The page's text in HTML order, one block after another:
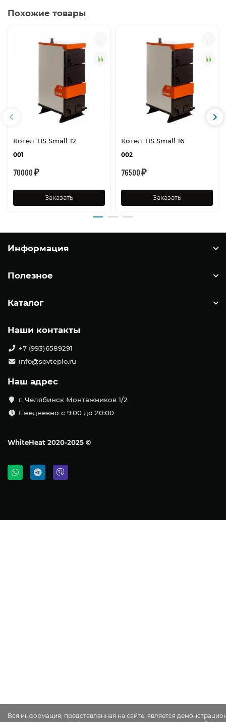
Похожие товары
Котел TIS Small 12
001
70000 ₽
Заказать
Котел TIS Small 16
002
76500 ₽
Заказать
Вся информация, представленная на сайте, является
Информация
Полезное
Каталог
Наши контакты
+7 (993)6589291
info@sovteplo.ru
Наш адрес
г. Челябинск Монтажников 1/2
Ежедневно с 9:00 до 20:00
WhiteHeat 2020-2025 ©